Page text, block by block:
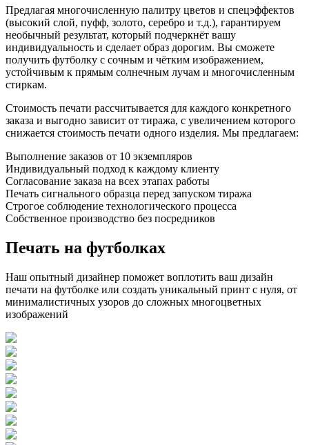
Предлагая многочисленную палитру цветов и спецэффектов
(высокий слой, пуфф, золото, серебро и т.д.), гарантируем
необычный результат, который подчеркнёт вашу
индивидуальность и сделает образ дорогим. Вы сможете
получить футболку с сочным и чётким изображением,
устойчивым к прямым солнечным лучам и многочисленным
стиркам.
Стоимость печати рассчитывается для каждого конкретного
заказа и выгодно зависит от тиража, с увеличением которого
снижается стоимость печати одного изделия. Мы предлагаем:
Выполнение заказов от 10 экземпляров
Индивидуальный подход к каждому клиенту
Согласование заказа на всех этапах работы
Печать сигнального образца перед запуском тиража
Строгое соблюдение технологического процесса
Собственное производство без посредников
Печать на футболках
Наш опытный дизайнер поможет воплотить ваш дизайн
печати на футболке или создать уникальный принт с нуля, от
минималистичных узоров до сложных многоцветных
изображений